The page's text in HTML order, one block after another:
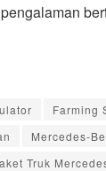
Farming
Mercedes-
Truk